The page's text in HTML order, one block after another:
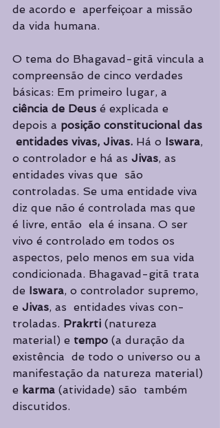
de acordo e  aperfeiçoar a missão
da vida humana.
O tema do Bhagavad-gitã vincula a
compreensão de cinco verdades
básicas: Em primeiro lugar, a
ciência de Deus é explicada e
depois a posição constitu­cional das
entidades vivas, Jivas. Há o Iswara,
o controlador e há as Jivas, as
entidades vivas que  são
controladas. Se uma entidade viva
diz que não é controlada mas que
é livre, então  ela é insana. O ser
vivo é controlado em todos os
aspectos, pelo menos em sua vida
condicionada. Bhagavad-gitã trata
de Iswara, o controlador supremo,
e Jivas, as  entidades vivas con­
troladas. Prakrti (natureza
material) e tempo (a duração da
existência  de todo o universo ou a
manifestação da natureza material)
e karma (atividade) são  também
discutidos.